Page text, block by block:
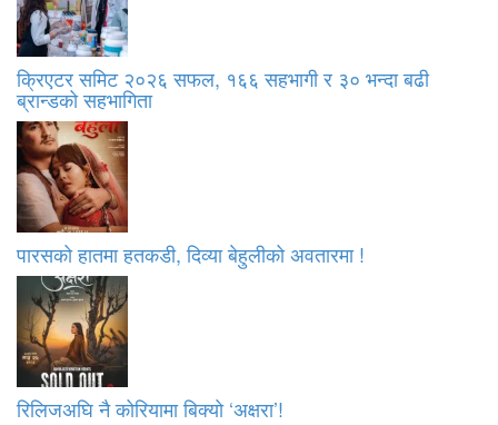
क्रिएटर समिट २०२६ सफल, १६६ सहभागी र ३० भन्दा बढी
ब्रान्डको सहभागिता
पारसको हातमा हतकडी, दिव्या बेहुलीको अवतारमा !
रिलिजअघि नै कोरियामा बिक्यो ‘अक्षरा’!